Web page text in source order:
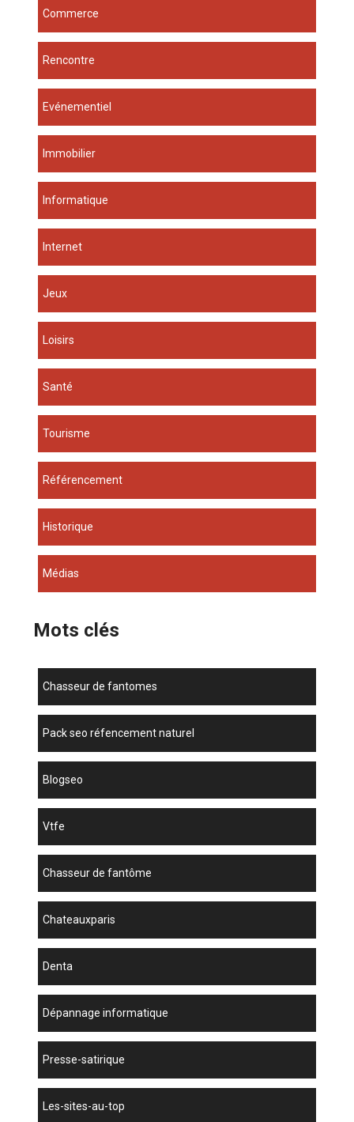
Commerce
Rencontre
Evénementiel
Immobilier
Informatique
Internet
Jeux
Loisirs
Santé
Tourisme
Référencement
Historique
Médias
Mots clés
chasseur de fantomes
pack seo réfencement naturel
blogseo
vtfe
chasseur de fantôme
chateauxparis
denta
dépannage informatique
presse-satirique
les-sites-au-top